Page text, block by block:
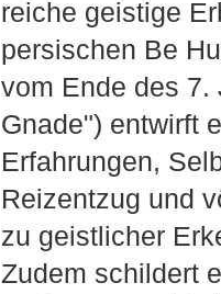
reiche geistige
persischen Be
vom Ende des 7.
Gnade") entwirft
Erfahrungen,
Reizentzug und
zu geistlicher
Zudem schildert